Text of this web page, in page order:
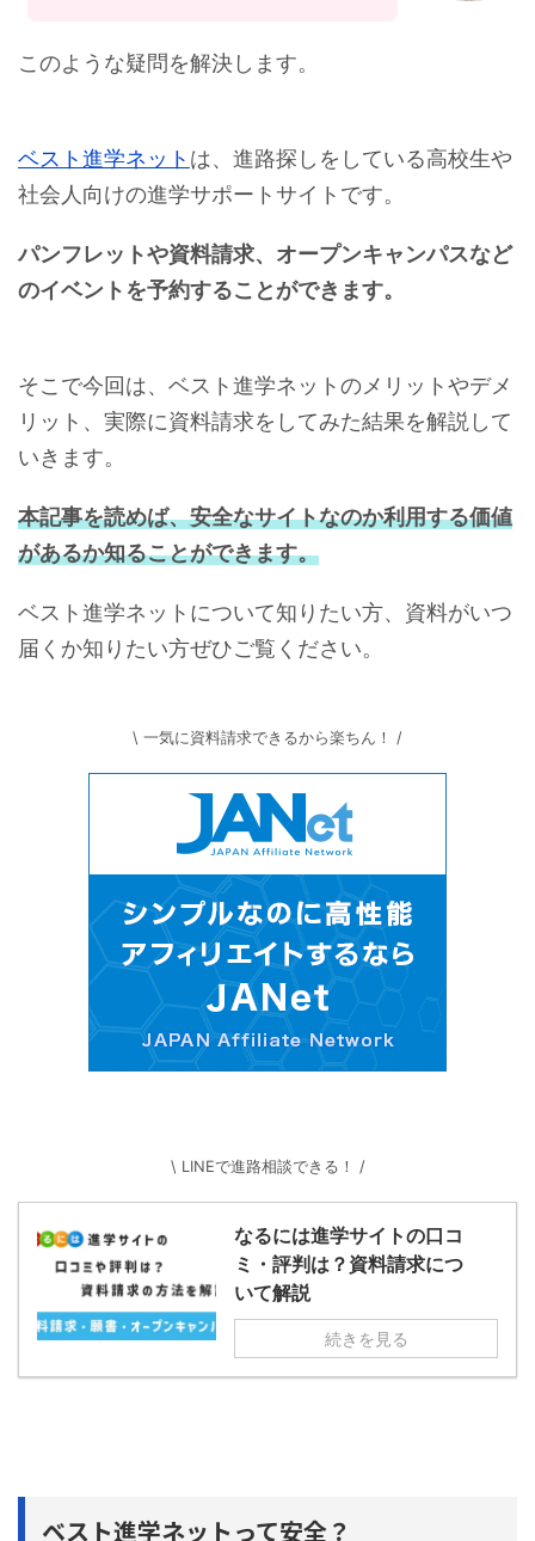
このような疑問を解決します。
ベスト進学ネット は、進路探しをしている高校生や
社会人向けの進学サポートサイトです。
パンフレットや資料請求、オープンキャンパスなど
のイベントを予約することができます。
そこで今回は、ベスト進学ネットのメリットやデメ
リット、実際に資料請求をしてみた結果を解説して
いきます。
本記事を読めば、安全なサイトなのか利用する価値
があるか知ることができます。
ベスト進学ネットについて知りたい方、資料がいつ
届くか知りたい方ぜひご覧ください。
\ 一気に資料請求できるから楽ちん！ /
\ LINEで進路相談できる！ /
なるには進学サイトの口コ
ミ・評判は？資料請求につ
いて解説
続きを見る
ベスト進学ネットって安全？